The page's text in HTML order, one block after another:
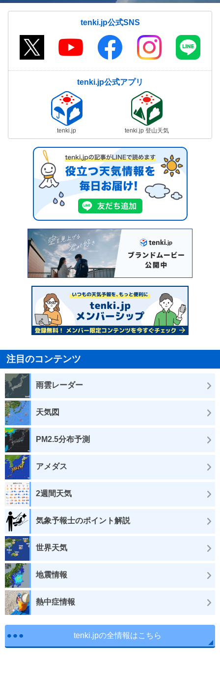
tenki.jp公式SNS
tenki.jp公式アプリ
tenki.jp tenki.jp 登山天気
注目のコンテンツ
雨雲レーダー
天気図
PM2.5分布予測
アメダス
2週間天気
気象予報士のポイント解説
世界天気
地震情報
熱中症情報
tenki.jpの全情報はこちら